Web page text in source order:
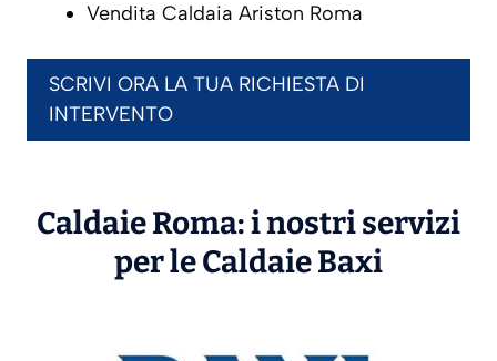
Vendita Caldaia Ariston Roma
SCRIVI ORA LA TUA RICHIESTA DI
INTERVENTO
Caldaie Roma: i nostri servizi
per le CaldaieBaxi